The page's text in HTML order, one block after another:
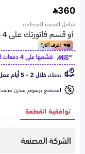
360
شامل القيمة المضافة
قسّمها على 4 دفعات ابتداء من
تصلكخلال 2 - 5 أيام عمل
استمتع برسوم شحن
توافقية القطعة
الشركة المصنعة